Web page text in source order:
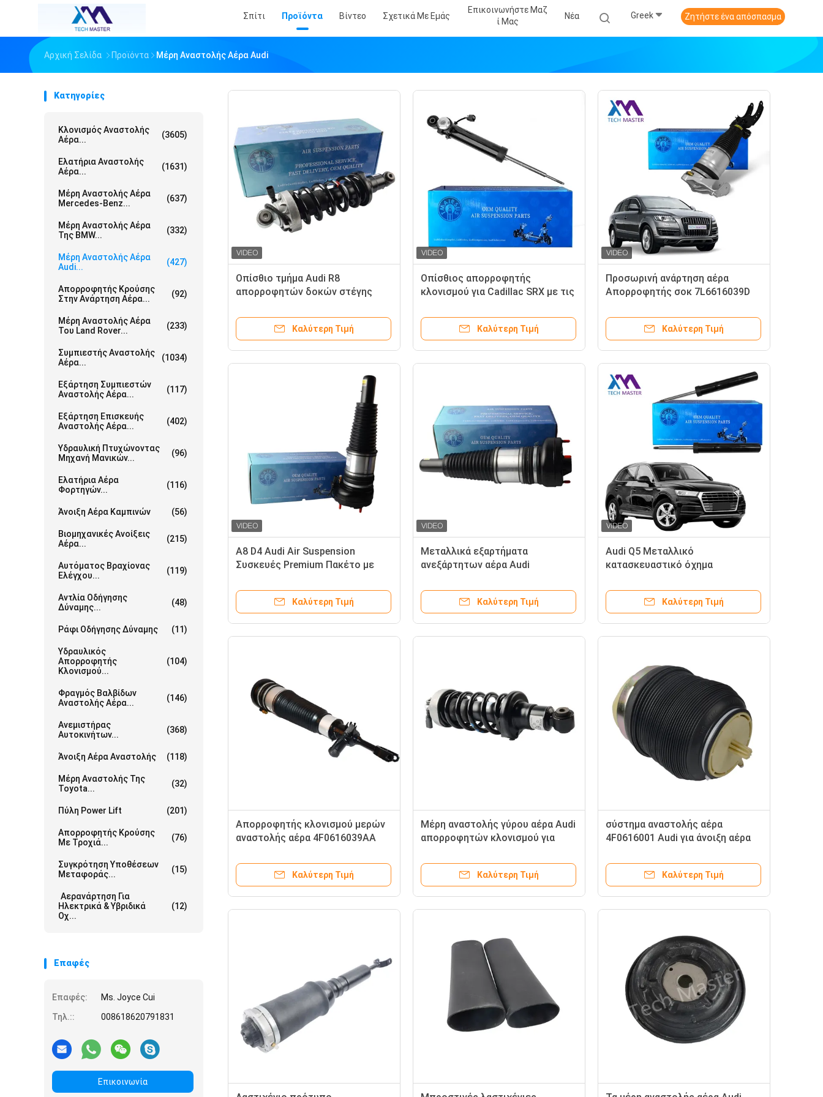
Σπίτι Προϊόντα Βίντεο Σχετικά Με Εμάς
Επικοινωνήστε Μαζ
Ί Μας
Νέα Greek Ζητήστε ένα απόσπασμα
Αρχική Σελίδα Προϊόντα Μέρη Αναστολής Αέρα Audi
Κατηγορίες
Κλονισμός Αναστολής
Αέρα...
(3605)
Ελατήρια Αναστολής
Αέρα...
(1631)
Μέρη Αναστολής Αέρα
Mercedes-Benz...
(637)
Μέρη Αναστολής Αέρα
Της BMW...
(332)
Μέρη Αναστολής Αέρα
Audi...
(427)
Απορροφητής Κρούσης
Στην Ανάρτηση Αέρα...
(92)
Μέρη Αναστολής Αέρα
Του Land Rover...
(233)
Συμπιεστής Αναστολής
Αέρα...
(1034)
Εξάρτηση Συμπιεστών
Αναστολής Αέρα...
(117)
Εξάρτηση Επισκευής
Αναστολής Αέρα...
(402)
Υδραυλική Πτυχώνοντας
Μηχανή Μανικών...
(96)
Ελατήρια Αέρα
Φορτηγών...
(116)
Άνοιξη Αέρα Καμπινών (56)
Βιομηχανικές Ανοίξεις
Αέρα...
(215)
Αυτόματος Βραχίονας
Ελέγχου...
(119)
Αντλία Οδήγησης
Δύναμης...
(48)
Ράφι Οδήγησης Δύναμης (11)
Υδραυλικός
Απορροφητής
Κλονισμού...
(104)
Φραγμός Βαλβίδων
Αναστολής Αέρα...
(146)
Ανεμιστήρας
Αυτοκινήτων...
(368)
Άνοιξη Αέρα Αναστολής (118)
Μέρη Αναστολής Της
Toyota...
(32)
Πύλη Power Lift (201)
Απορροφητής Κρούσης
Με Τροχιά...
(76)
Συγκρότηση Υποθέσεων
Μεταφοράς...
(15)
Αερανάρτηση Για
Ηλεκτρικά & Υβριδικά
Οχ...
(12)
Επαφές
Επαφές:
Ms. Joyce Cui
Τηλ.::
008618620791831
Επικοινωνία
Οπίσθιο τμήμα Audi R8
απορροφητών δοκών στέγης
ADS 420512019AL 420512020AL
Καλύτερη Τιμή
Οπίσθιος απορροφητής
κλονισμού για Cadillac SRX με τις
22857109 20853197
Καλύτερη Τιμή
Προσωρινή ανάρτηση αέρα
Απορροφητής σοκ 7L6616039D
Touareg I Porsche (7L) 955/957
2002-2010
Καλύτερη Τιμή
A8 D4 Audi Air Suspension
Συσκευές Premium Πακέτο με
Καλύτερη Τιμή
Μεταλλικά εξαρτήματα
ανεξάρτητων αέρα Audi
Καλύτερη Τιμή
Audi Q5 Μεταλλικό
κατασκευαστικό όχημα
80A413029D
Καλύτερη Τιμή
Απορροφητής κλονισμού μερών
αναστολής αέρα 4F0616039AA
2011
Καλύτερη Τιμή
Μέρη αναστολής γύρου αέρα Audi
απορροφητών κλονισμού για
υδραυλικής πίεσης R8 2008-2016
την οπίσθια Al 512 019
Καλύτερη Τιμή
σύστημα αναστολής αέρα
4F0616001 Audi για άνοιξη αέρα
οπίσθια
Καλύτερη Τιμή